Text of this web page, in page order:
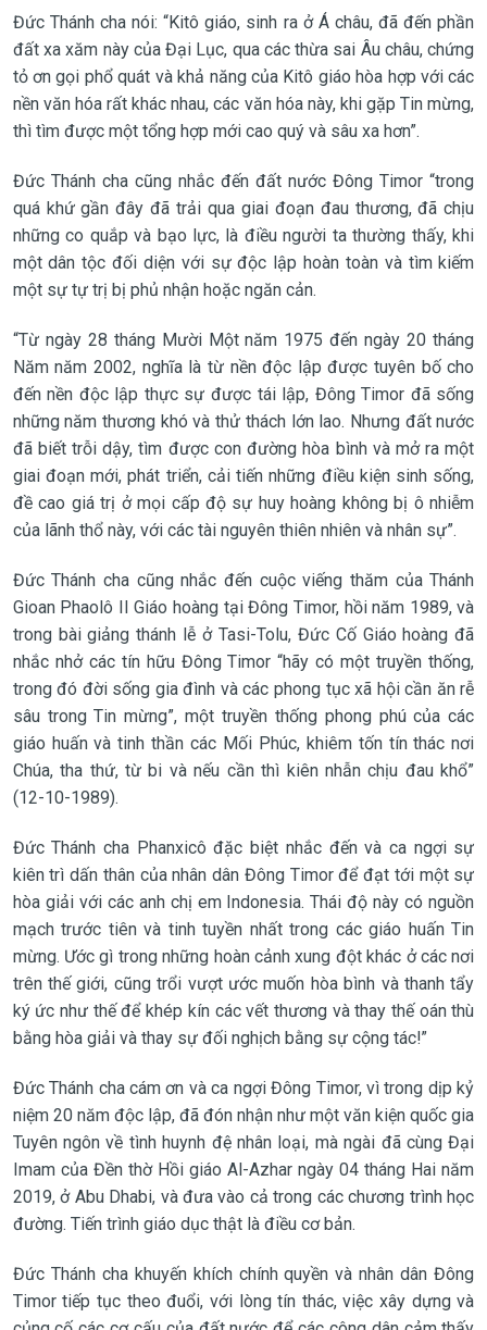
Đức Thánh cha nói: “Kitô giáo, sinh ra ở Á châu, đã đến phần
đất xa xăm này của Đại Lục, qua các thừa sai Âu châu, chứng
tỏ ơn gọi phổ quát và khả năng của Kitô giáo hòa hợp với các
nền văn hóa rất khác nhau, các văn hóa này, khi gặp Tin mừng,
thì tìm được một tổng hợp mới cao quý và sâu xa hơn”.
Đức Thánh cha cũng nhắc đến đất nước Đông Timor “trong
quá khứ gần đây đã trải qua giai đoạn đau thương, đã chịu
những co quắp và bạo lực, là điều người ta thường thấy, khi
một dân tộc đối diện với sự độc lập hoàn toàn và tìm kiếm
một sự tự trị bị phủ nhận hoặc ngăn cản.
“Từ ngày 28 tháng Mười Một năm 1975 đến ngày 20 tháng
Năm năm 2002, nghĩa là từ nền độc lập được tuyên bố cho
đến nền độc lập thực sự được tái lập, Đông Timor đã sống
những năm thương khó và thử thách lớn lao. Nhưng đất nước
đã biết trỗi dậy, tìm được con đường hòa bình và mở ra một
giai đoạn mới, phát triển, cải tiến những điều kiện sinh sống,
đề cao giá trị ở mọi cấp độ sự huy hoàng không bị ô nhiễm
của lãnh thổ này, với các tài nguyên thiên nhiên và nhân sự”.
Đức Thánh cha cũng nhắc đến cuộc viếng thăm của Thánh
Gioan Phaolô II Giáo hoàng tại Đông Timor, hồi năm 1989, và
trong bài giảng thánh lễ ở Tasi-Tolu, Đức Cố Giáo hoàng đã
nhắc nhở các tín hữu Đông Timor “hãy có một truyền thống,
trong đó đời sống gia đình và các phong tục xã hội cần ăn rễ
sâu trong Tin mừng”, một truyền thống phong phú của các
giáo huấn và tinh thần các Mối Phúc, khiêm tốn tín thác nơi
Chúa, tha thứ, từ bi và nếu cần thì kiên nhẫn chịu đau khổ”
(12-10-1989).
Đức Thánh cha Phanxicô đặc biệt nhắc đến và ca ngợi sự
kiên trì dấn thân của nhân dân Đông Timor để đạt tới một sự
hòa giải với các anh chị em Indonesia. Thái độ này có nguồn
mạch trước tiên và tinh tuyền nhất trong các giáo huấn Tin
mừng. Ước gì trong những hoàn cảnh xung đột khác ở các nơi
trên thế giới, cũng trổi vượt ước muốn hòa bình và thanh tẩy
ký ức như thế để khép kín các vết thương và thay thế oán thù
bằng hòa giải và thay sự đối nghịch bằng sự cộng tác!”
Đức Thánh cha cám ơn và ca ngợi Đông Timor, vì trong dịp kỷ
niệm 20 năm độc lập, đã đón nhận như một văn kiện quốc gia
Tuyên ngôn về tình huynh đệ nhân loại, mà ngài đã cùng Đại
Imam của Đền thờ Hồi giáo Al-Azhar ngày 04 tháng Hai năm
2019, ở Abu Dhabi, và đưa vào cả trong các chương trình học
đường. Tiến trình giáo dục thật là điều cơ bản.
Đức Thánh cha khuyến khích chính quyền và nhân dân Đông
Timor tiếp tục theo đuổi, với lòng tín thác, việc xây dựng và